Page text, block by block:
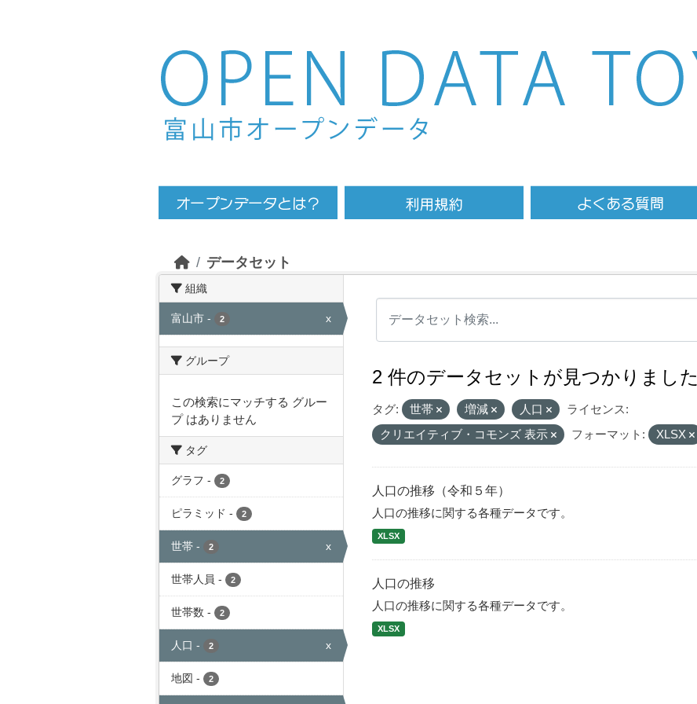
Skip to main content
データセット
組織
富山市 - 2 x
グループ
この検索にマッチする グルー
プ はありません
タグ
グラフ - 2
ピラミッド - 2
世帯 - 2 x
世帯人員 - 2
世帯数 - 2
人口 - 2 x
地図 - 2
2 件のデータセットが見つかりました
タグ: 世帯 増減 人口
ライセンス:
クリエイティブ・コモンズ 表示
フォーマット: XLSX
人口の推移（令和５年）
人口の推移に関する各種データです。
XLSX
人口の推移
人口の推移に関する各種データです。
XLSX